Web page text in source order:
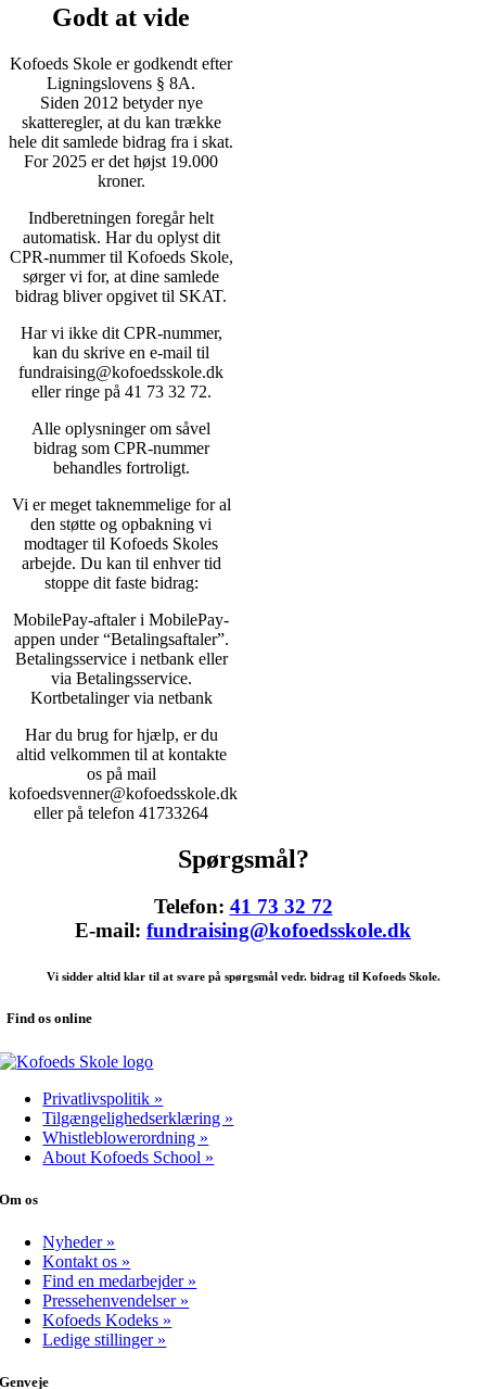
Godt at vide
Kofoeds Skole er godkendt efter
Ligningslovens § 8A.
Siden 2012 betyder nye
skatteregler, at du kan trække
hele dit samlede bidrag fra i skat.
For 2025 er det højst 19.000
kroner.
Indberetningen foregår helt
automatisk. Har du oplyst dit
CPR-nummer til Kofoeds Skole,
sørger vi for, at dine samlede
bidrag bliver opgivet til SKAT.
Har vi ikke dit CPR-nummer,
kan du skrive en e-mail til
fundraising@kofoedsskole.dk
eller ringe på 41 73 32 72.
Alle oplysninger om såvel
bidrag som CPR-nummer
behandles fortroligt.
Vi er meget taknemmelige for al
den støtte og opbakning vi
modtager til Kofoeds Skoles
arbejde. Du kan til enhver tid
stoppe dit faste bidrag:
MobilePay-aftaler i MobilePay-
appen under “Betalingsaftaler”.
Betalingsservice i netbank eller
via Betalingsservice.
Kortbetalinger via netbank
Har du brug for hjælp, er du
altid velkommen til at kontakte
os på mail
kofoedsvenner@kofoedsskole.dk
eller på telefon 41733264
Spørgsmål?
Telefon: 41 73 32 72
E-mail: fundraising@kofoedsskole.dk
Vi sidder altid klar til at svare på spørgsmål vedr. bidrag til Kofoeds Skole.
Find os online
Privatlivspolitik »
Tilgængelighedserklæring »
Whistleblowerordning »
About Kofoeds School »
Om os
Nyheder »
Kontakt os »
Find en medarbejder »
Pressehenvendelser »
Kofoeds Kodeks »
Ledige stillinger »
Genveje